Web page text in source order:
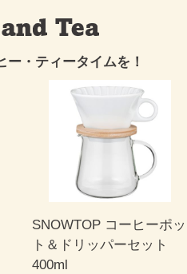
・ティータイムを！
SNOWTOP コーヒーポッ
ト＆ドリッパーセット
400ml